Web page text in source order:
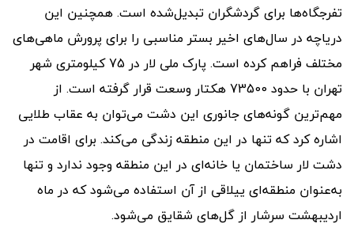
تفرجگاه‌ها برای گردشگران تبدیل‌شده است. همچنین این
دریاچه در سال‌های اخیر بستر مناسبی را برای پرورش ماهی‌های
مختلف فراهم کرده است. پارک ملی لار در 75 کیلومتری شهر
تهران با حدود 73500 هکتار وسعت قرار گرفته است. از
مهم‌ترین گونه‌های جانوری این دشت می‌توان به عقاب طلایی
اشاره کرد که تنها در این منطقه زندگی می‌کند. برای اقامت در
دشت لار ساختمان یا خانه‌ای در این منطقه وجود ندارد و تنها
به‌عنوان منطقه‌ای ییلاقی از آن استفاده می‌شود که در ماه
اردیبهشت سرشار از گل‌های شقایق می‌شود.